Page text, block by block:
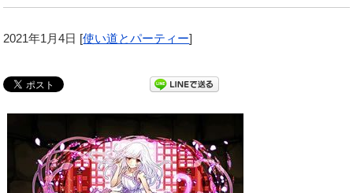
2021年1月4日 [使い道とパーティー]